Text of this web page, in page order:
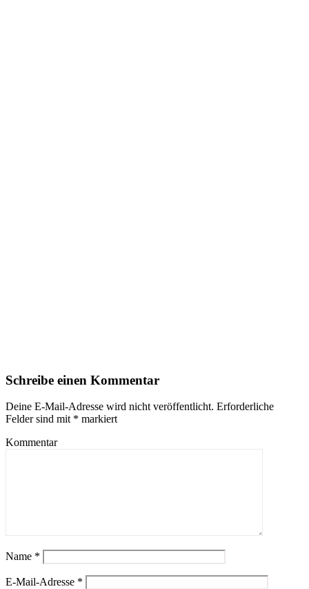
Schreibe einen Kommentar
Deine E-Mail-Adresse wird nicht veröffentlicht. Erforderliche
Felder sind mit * markiert
Kommentar
Name *
E-Mail-Adresse *